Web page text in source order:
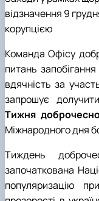
відзначення 9
корупцією
Команда Офісу
питань
вдячність за
запрошує
Тижня
Міжнародного дня
Тиждень
започаткована
популяризацію